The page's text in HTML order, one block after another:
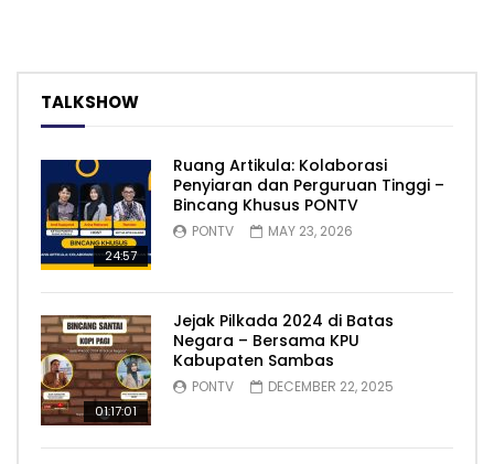
TALKSHOW
24:57
Ruang Artikula: Kolaborasi
Penyiaran dan Perguruan Tinggi –
Bincang Khusus PONTV
PONTV MAY 23, 2026
01:17:01
Jejak Pilkada 2024 di Batas
Negara – Bersama KPU
Kabupaten Sambas
PONTV DECEMBER 22, 2025